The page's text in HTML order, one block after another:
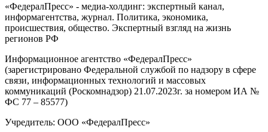
«ФедералПресс» - медиа-холдинг: экспертный канал,
информагентства, журнал. Политика, экономика,
происшествия, общество. Экспертный взгляд на жизнь
регионов РФ
Информационное агентство «ФедералПресс»
(зарегистрировано Федеральной службой по надзору в сфере
связи, информационных технологий и массовых
коммуникаций (Роскомнадзор) 21.07.2023г. за номером ИА №
ФС 77 – 85577)
Учредитель: ООО «ФедералПресс»